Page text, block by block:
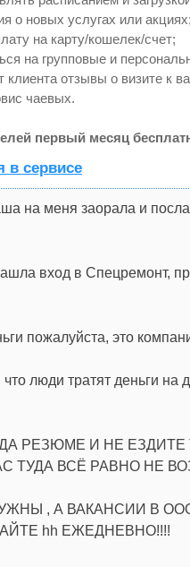
о новых услугах или
на карту/кошелек/счет;
на групповые и
отзывы о визите к
чаевых.
первый месяц
в сервисе
на меня заорала и
вход в Спецремонт,
пожалуйста, это
люди тратят деньги на
РЕЗЮМЕ И НЕ ЕЗДИТЕ
ТУДА ВСЁ РАВНО НЕ
, А ВАКАНСИИ В
hh ЕЖЕДНЕВНО!!!!